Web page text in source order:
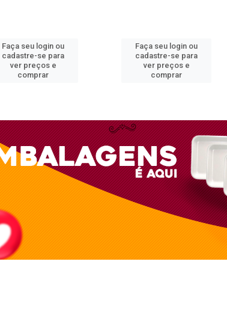
Faça seu login ou
cadastre-se para
ver preços e
comprar
Faça seu login ou
cadastre-se para
ver preços e
comprar